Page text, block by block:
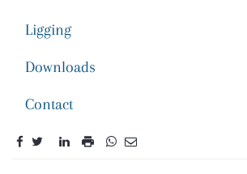
Ligging
Downloads
Contact